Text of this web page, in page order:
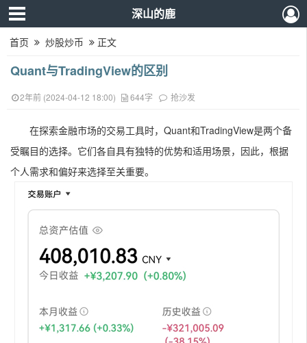
深山的鹿
首页 炒股炒币 正文
Quant与TradingView的区别
2年前 (2024-04-12 18:00) 644字 抢沙发
在探索金融市场的交易工具时，Quant和TradingView是两个备
受瞩目的选择。它们各自具有独特的优势和适用场景，因此，根据
个人需求和偏好来选择至关重要。